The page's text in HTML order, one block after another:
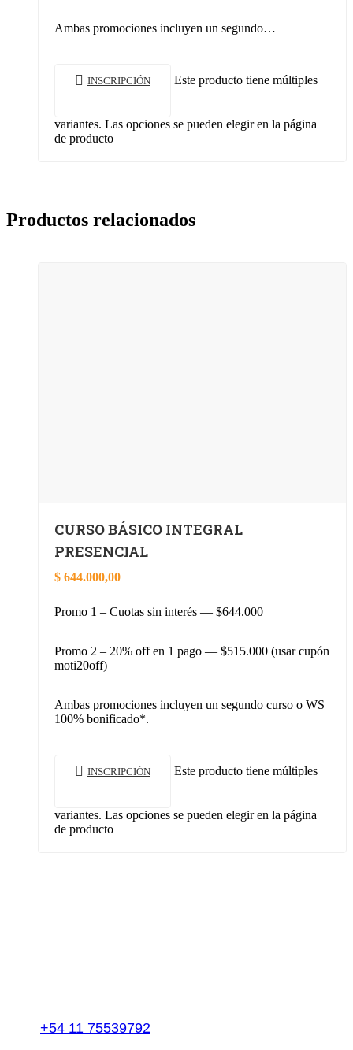
Ambas promociones incluyen un segundo…
INSCRIPCIÓN Este producto tiene múltiples
variantes. Las opciones se pueden elegir en la página
de producto
Productos relacionados
CURSO BÁSICO INTEGRAL
PRESENCIAL
$ 644.000,00
Promo 1 – Cuotas sin interés — $644.000
Promo 2 – 20% off en 1 pago — $515.000 (usar cupón
moti20off)
Ambas promociones incluyen un segundo curso o WS
100% bonificado*.
INSCRIPCIÓN Este producto tiene múltiples
variantes. Las opciones se pueden elegir en la página
de producto
+54 11 75539792